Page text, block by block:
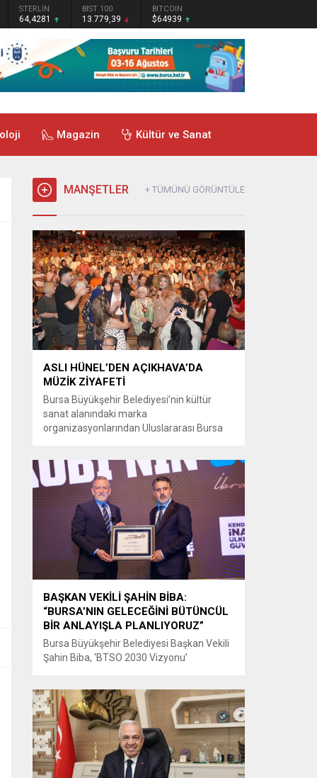
STERLİN
64,4281
BIST 100
13.779,39
BITCOIN
$64939
Magazin Kültür ve Sanat
MANŞETLER + TÜMÜNÜ GÖRÜNTÜLE
ASLI HÜNEL’DEN AÇIKHAVA’DA
MÜZİK ZİYAFETİ
Bursa Büyükşehir Belediyesi’nin kültür
sanat alanındaki marka
organizasyonlarından Uluslararası Bursa
Büyükşehir Belediyesi adına Bursa Kültür
Sanat ve Turizm Vakfı (BKSTV) tarafından
bu yıl 64’üncüsü düzenlenen Uluslararası
Bursa Festivali, sevilen sanatçı Aslı Hünel’i
müzikseverlerle buluşturdu. Uludağ İçecek
ana sponsorluğunda düzenlenen...
BAŞKAN VEKİLİ ŞAHİN BİBA:
“BURSA’NIN GELECEĞİNİ BÜTÜNCÜL
BİR ANLAYIŞLA PLANLIYORUZ”
Bursa Büyükşehir Belediyesi Başkan Vekili
Şahin Biba, ‘BTSO 2030 Vizyonu’
programında, “Bursa’mızın ulaşım ve
turizm master planlarını vatandaşlarımızın
konforunu ve güvenliğini esas alarak
hazırlıyoruz. Çevre düzeni planı
çalışmalarımızı da şehrimizin gelecek
yıllardaki gelişimini bütüncül bir anlayışla